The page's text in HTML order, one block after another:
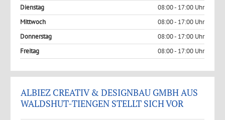
Dienstag
08:00 - 17:00 Uhr
Mittwoch
08:00 - 17:00 Uhr
Donnerstag
08:00 - 17:00 Uhr
Freitag
08:00 - 17:00 Uhr
ALBIEZ CREATIV & DESIGNBAU GMBH AUS
WALDSHUT-TIENGEN STELLT SICH VOR